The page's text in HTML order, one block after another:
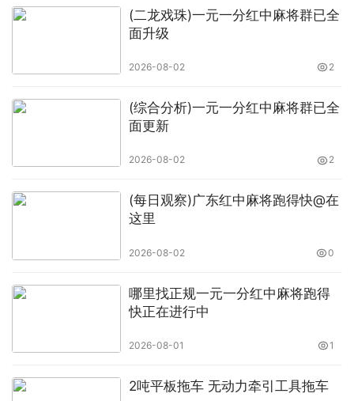
(二龙戏珠)一元一分红中麻将群已全
面升级
2026-08-02 2
(综合分析)一元一分红中麻将群已全
面更新
2026-08-02 2
(每日观察)广东红中麻将跑得快@在
这里
2026-08-02 0
哪里找正规一元一分红中麻将跑得
快正在进行中
2026-08-01 1
2吨平板拖车 无动力牵引工具拖车